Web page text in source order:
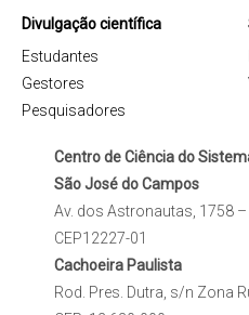
Divulgação científica
Estudantes
Gestores
Pesquisadores
Centro de Ciência do
São José do Campos
Av. dos Astronautas, 1758 –
CEP12227-01
Cachoeira Paulista
Rod. Pres. Dutra, s/n Zona